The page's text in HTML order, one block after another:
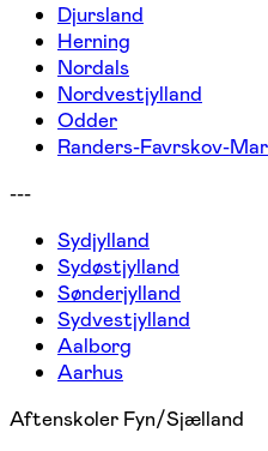
Djursland
Herning
Nordals
Nordvestjylland
Odder
Randers-Favrskov-
---
Sydjylland
Sydøstjylland
Sønderjylland
Sydvestjylland
Aalborg
Aarhus
Aftenskoler Fyn/Sjælland